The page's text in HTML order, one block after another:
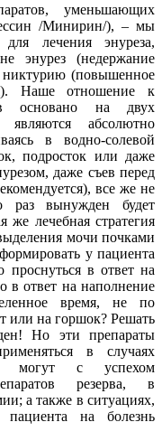
уменьшающих
/Минирин/), – мы
лечения энуреза,
энурез (недержание
никтурию (повышенное
Наше отношение к
основано на двух
абсолютно
в водно-солевой
подросток или даже
даже съев перед
все же не
раз вынужден будет
же лечебная стратегия
мочи почками
у пациента
проснуться в ответ на
в ответ на наполнение
время, не по
или на горшок? Решать
Но эти препараты
в случаях
могут с успехом
резерва, в
а также в ситуациях,
пациента на болезнь